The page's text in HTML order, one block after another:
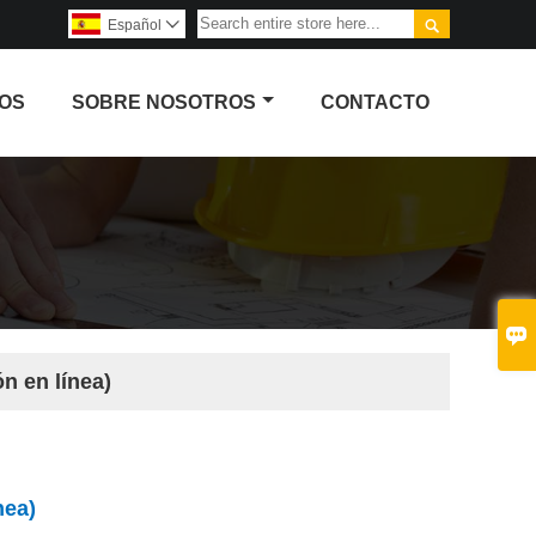


Español 
SOBRE NOSOTROS CONTACTO
en línea)